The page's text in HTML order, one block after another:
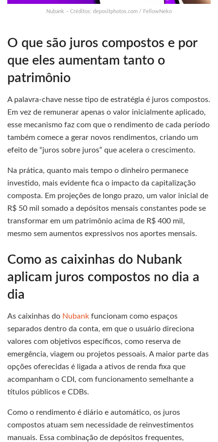
Nubank – Créditos: depositphotos.com / FellowNeko
O que são juros compostos e por
que eles aumentam tanto o
patrimônio
A palavra-chave nesse tipo de estratégia é juros compostos.
Em vez de remunerar apenas o valor inicialmente aplicado,
esse mecanismo faz com que o rendimento de cada período
também comece a gerar novos rendimentos, criando um
efeito de “juros sobre juros” que acelera o crescimento.
Na prática, quanto mais tempo o dinheiro permanece
investido, mais evidente fica o impacto da capitalização
composta. Em projeções de longo prazo, um valor inicial de
R$ 50 mil somado a depósitos mensais constantes pode se
transformar em um patrimônio acima de R$ 400 mil,
mesmo sem aumentos expressivos nos aportes mensais.
Como as caixinhas do Nubank
aplicam juros compostos no dia a
dia
As caixinhas do Nubank funcionam como espaços
separados dentro da conta, em que o usuário direciona
valores com objetivos específicos, como reserva de
emergência, viagem ou projetos pessoais. A maior parte das
opções oferecidas é ligada a ativos de renda fixa que
acompanham o CDI, com funcionamento semelhante a
títulos públicos e CDBs.
Como o rendimento é diário e automático, os juros
compostos atuam sem necessidade de reinvestimentos
manuais. Essa combinação de depósitos frequentes,